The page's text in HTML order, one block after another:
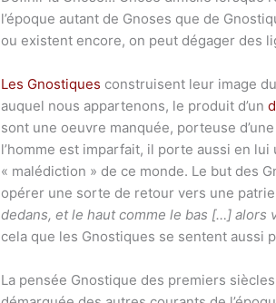
l’époque autant de Gnoses que de
ou existent encore, on peut dégager des
Les Gnostiques construisent leur image
auquel nous appartenons, le produit d’un
sont une oeuvre manquée, porteuse
l’homme est imparfait, il porte aussi en
« malédiction » de ce monde. Le but des
opérer une sorte de retour vers une
dedans, et le haut comme le bas […] alors
cela que les Gnostiques se sentent aussi
La pensée Gnostique des premiers